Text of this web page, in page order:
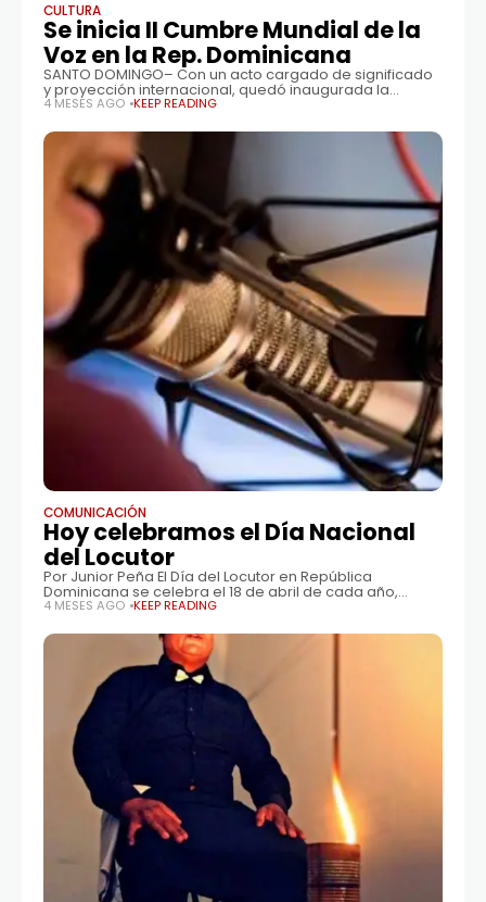
CULTURA
Se inicia II Cumbre Mundial de la
Voz en la Rep. Dominicana
SANTO DOMINGO– Con un acto cargado de significado
y proyección internacional, quedó inaugurada la
Segunda Cumbre Mundial de la Voz, en el marco del
4 MESES AGO KEEP READING
COMUNICACIÓN
Hoy celebramos el Día Nacional
del Locutor
Por Junior Peña El Día del Locutor en República
Dominicana se celebra el 18 de abril de cada año,
instituido por medio del Decreto N° 4476 publicado el 2
4 MESES AGO KEEP READING